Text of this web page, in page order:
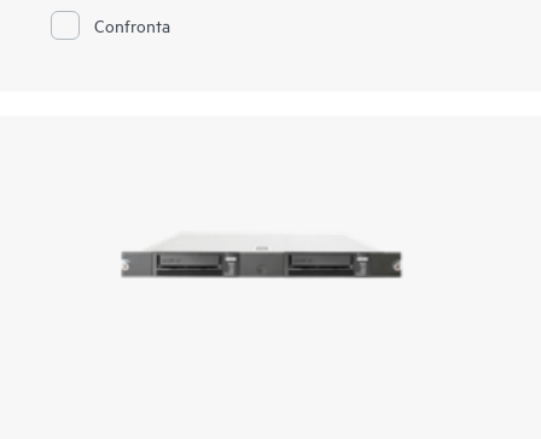
storage affidabile, sicuro ed economicamente vantaggioso, la
scelta ideale per aziende con esigenze di conservazione dei
Confronta